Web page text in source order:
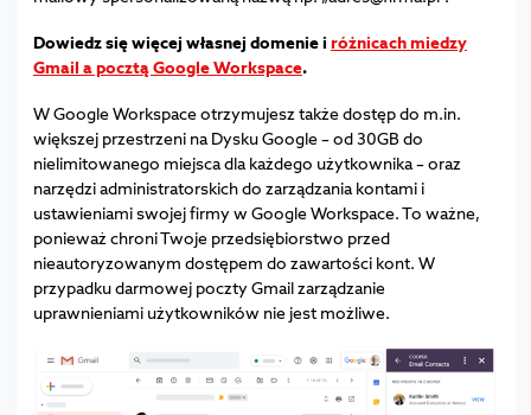
Dowiedz się więcej własnej domenie i różnicach miedzy
Gmail a pocztą Google Workspace.
W Google Workspace otrzymujesz także dostęp do m.in.
większej przestrzeni na Dysku Google – od 30GB do
nielimitowanego miejsca dla każdego użytkownika – oraz
narzędzi administratorskich do zarządzania kontami i
ustawieniami swojej firmy w Google Workspace. To ważne,
ponieważ chroni Twoje przedsiębiorstwo przed
nieautoryzowanym dostępem do zawartości kont. W
przypadku darmowej poczty Gmail zarządzanie
uprawnieniami użytkowników nie jest możliwe.